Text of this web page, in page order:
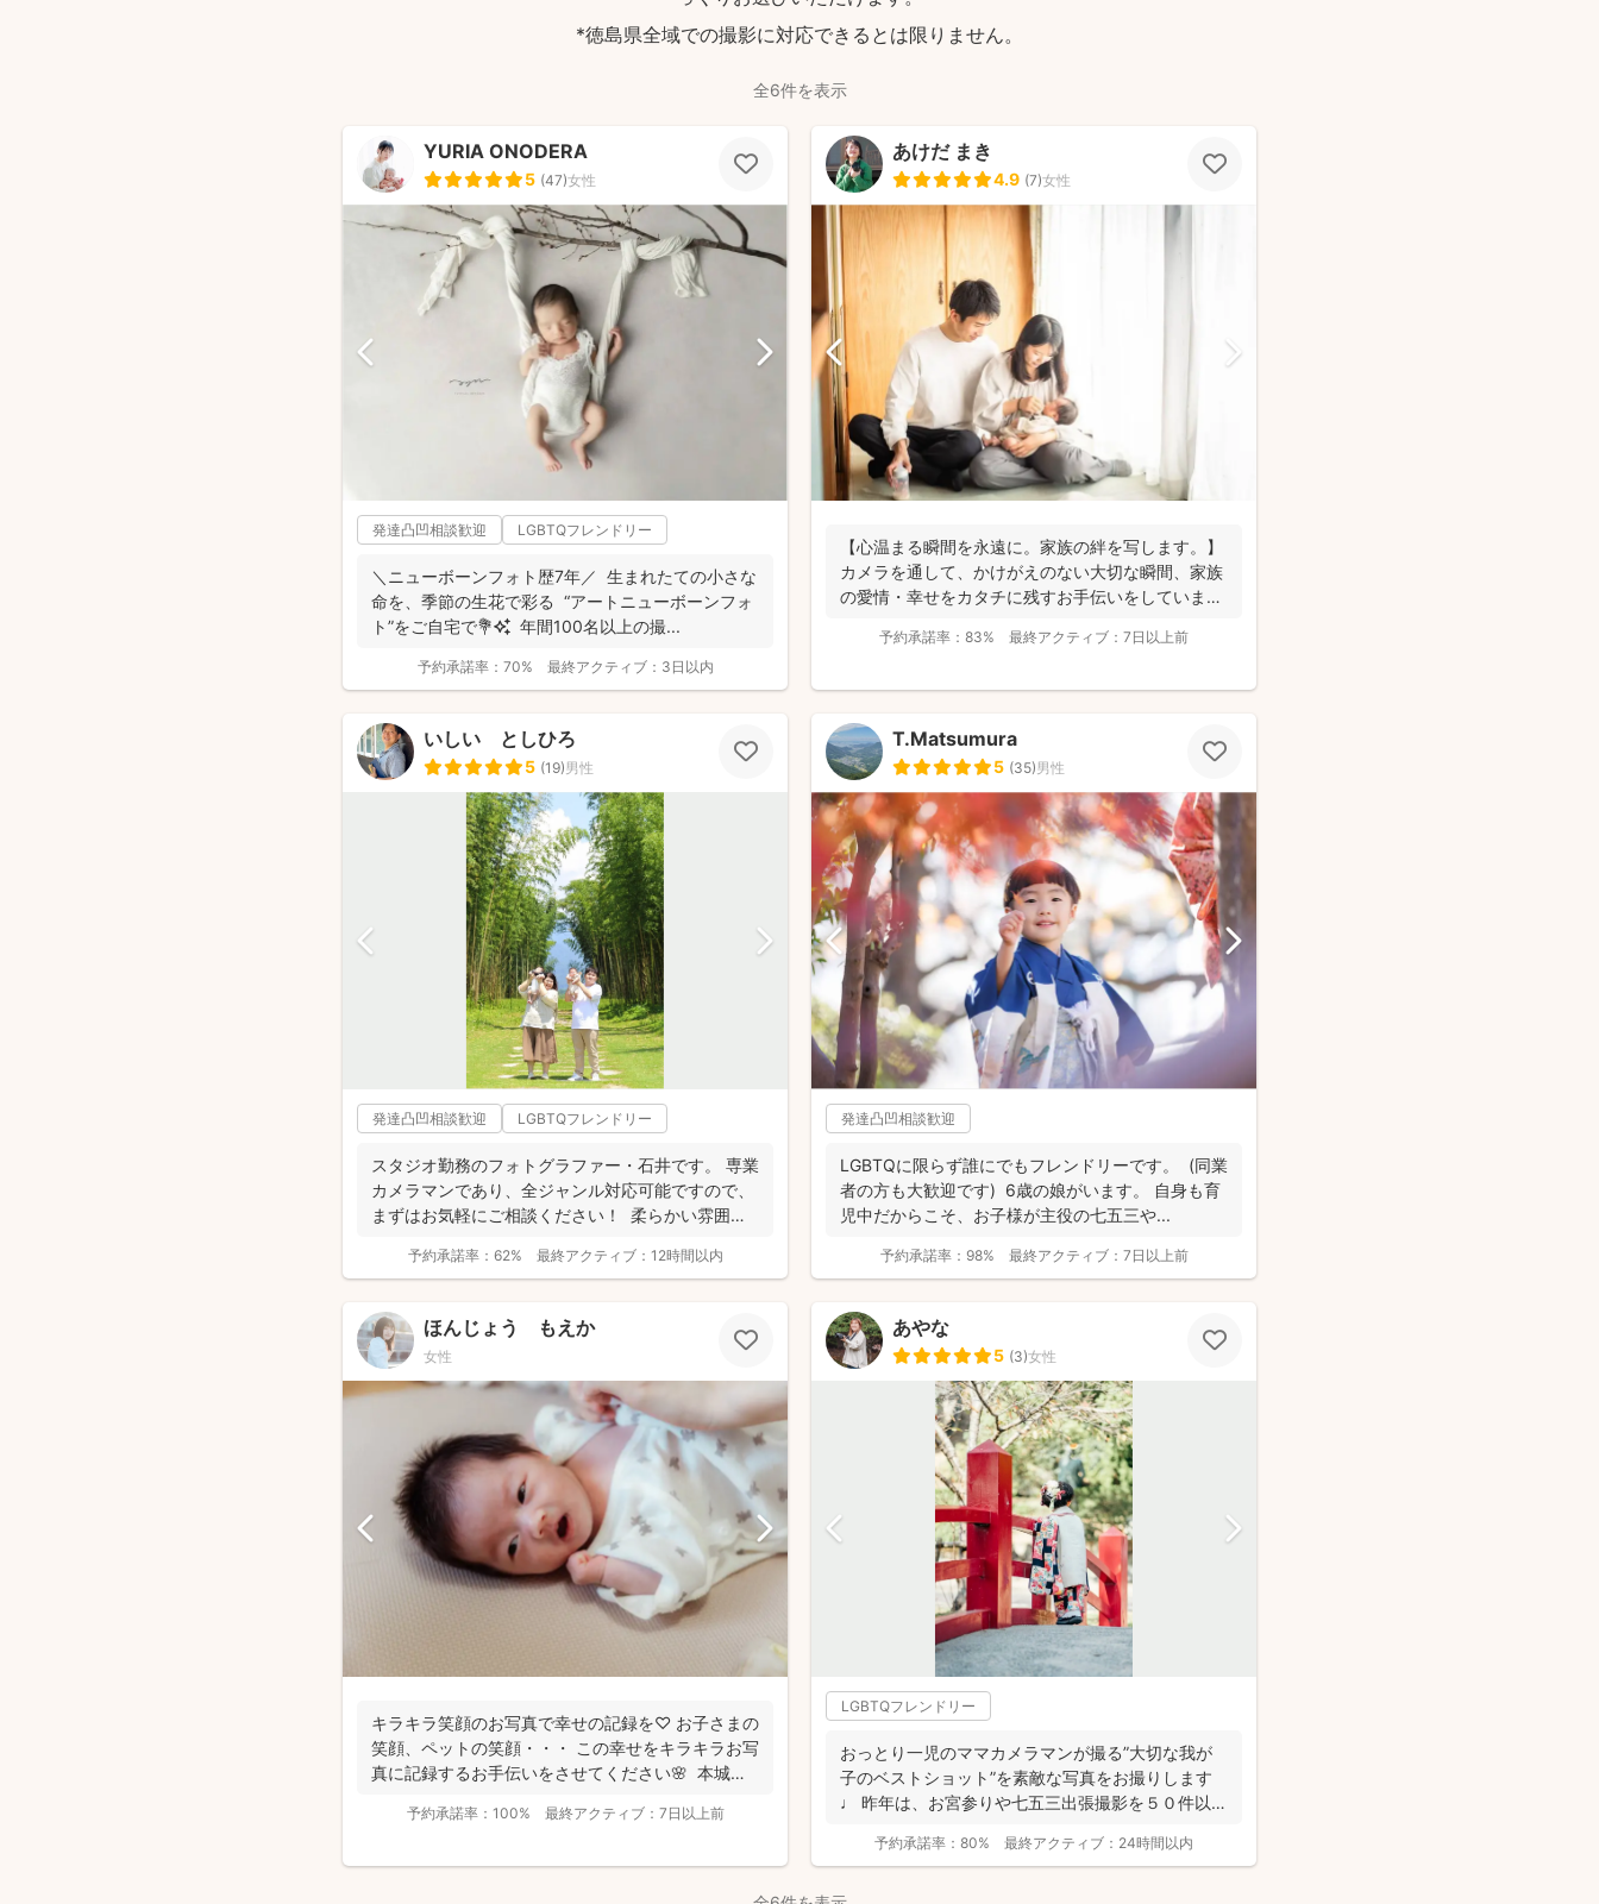
*徳島県全域での撮影に対応できるとは限りません。
全6件を表示
YURIA ONODERA
5 (47)女性
発達凸凹相談歓迎 LGBTQフレンドリー
＼ニューボーンフォト歴7年／ 生まれたての小さな
命を、季節の生花で彩る “アートニューボーンフォ
ト”をご自宅で💐✨ 年間100名以上の撮...
予約承諾率： 70% 最終アクティブ： 3日以内
あけだ まき
4.9 (7)女性
【心温まる瞬間を永遠に。家族の絆を写します。】
カメラを通して、かけがえのない大切な瞬間、家族
の愛情・幸せをカタチに残すお手伝いをしていま
予約承諾率： 83% 最終アクティブ： 7日以上前
いしい としひろ
5 (19)男性
発達凸凹相談歓迎 LGBTQフレンドリー
スタジオ勤務のフォトグラファー・石井です。 専業
カメラマンであり、全ジャンル対応可能ですので、
まずはお気軽にご相談ください！ 柔らかい雰囲気
予約承諾率： 62% 最終アクティブ： 12時間以内
T.Matsumura
5 (35)男性
発達凸凹相談歓迎
LGBTQに限らず誰にでもフレンドリーです。 (同業
者の方も大歓迎です) 6歳の娘がいます。 自身も育
児中だからこそ、お子様が主役の七五三や...
予約承諾率： 98% 最終アクティブ： 7日以上前
ほんじょう もえか
女性
キラキラ笑顔のお写真で幸せの記録を♡ お子さまの
笑顔、ペットの笑顔・・・ この幸せをキラキラお写
真に記録するお手伝いをさせてください🌸 本城萌
予約承諾率： 100% 最終アクティブ： 7日以上前
あやな
5 (3)女性
LGBTQフレンドリー
おっとり一児のママカメラマンが撮る”大切な我が
子のベストショット”を素敵な写真をお撮りします
♩ 昨年は、お宮参りや七五三出張撮影を５０件以
予約承諾率： 80% 最終アクティブ： 24時間以内